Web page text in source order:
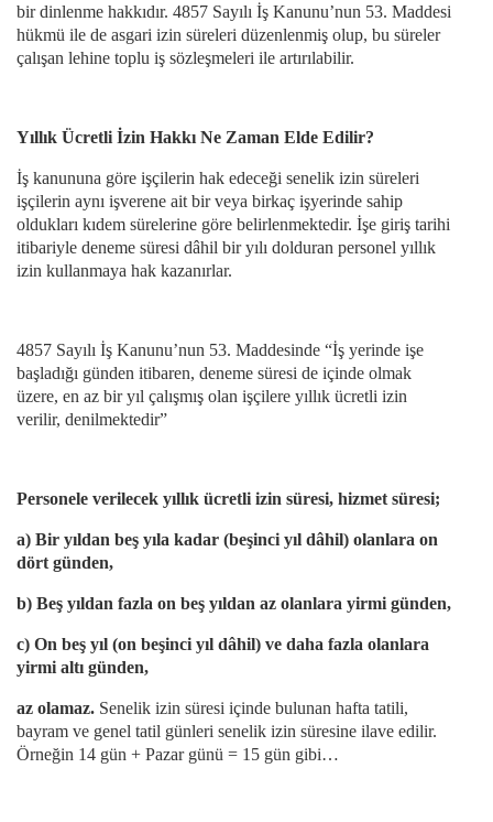
bir dinlenme hakkıdır. 4857 Sayılı İş Kanunu’nun 53. Maddesi
hükmü ile de asgari izin süreleri düzenlenmiş olup, bu süreler
çalışan lehine toplu iş sözleşmeleri ile artırılabilir.
Yıllık Ücretli İzin Hakkı Ne Zaman Elde Edilir?
İş kanununa göre işçilerin hak edeceği senelik izin süreleri
işçilerin aynı işverene ait bir veya birkaç işyerinde sahip
oldukları kıdem sürelerine göre belirlenmektedir. İşe giriş tarihi
itibariyle deneme süresi dâhil bir yılı dolduran personel yıllık
izin kullanmaya hak kazanırlar.
4857 Sayılı İş Kanunu’nun 53. Maddesinde “İş yerinde işe
başladığı günden itibaren, deneme süresi de içinde olmak
üzere, en az bir yıl çalışmış olan işçilere yıllık ücretli izin
verilir, denilmektedir”
Personele verilecek yıllık ücretli izin süresi, hizmet süresi;
a) Bir yıldan beş yıla kadar (beşinci yıl dâhil) olanlara on
dört günden,
b) Beş yıldan fazla on beş yıldan az olanlara yirmi günden,
c) On beş yıl (on beşinci yıl dâhil) ve daha fazla olanlara
yirmi altı günden,
az olamaz. Senelik izin süresi içinde bulunan hafta tatili,
bayram ve genel tatil günleri senelik izin süresine ilave edilir.
Örneğin 14 gün + Pazar günü = 15 gün gibi…